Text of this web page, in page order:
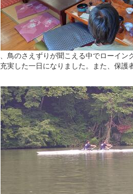
鳥のさえずりが聞こえる中でローイ
実した一日になりました。また、保